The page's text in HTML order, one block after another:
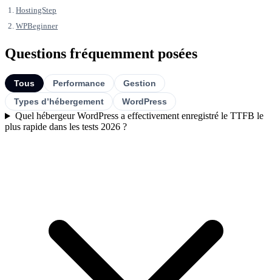
HostingStep
WPBeginner
Questions fréquemment posées
Tous Performance
Gestion
Types d’hébergement
WordPress
Quel hébergeur WordPress a effectivement enregistré le TTFB le
plus rapide dans les tests 2026 ?